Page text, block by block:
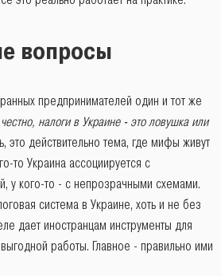
вопросы
предпринимателей один и тот же
налоги в Украине - это ловушка или
это действительно тема, где мифы живут
то Украина ассоциируется с
у кого-то - с непрозрачными схемами.
система в Украине, хоть и не без
дает иностранцам инструменты для
работы. Главное - правильно ими